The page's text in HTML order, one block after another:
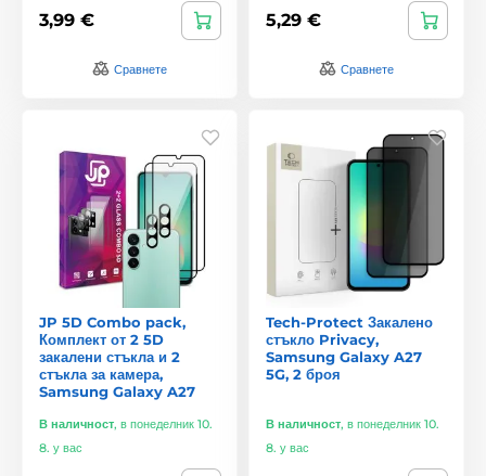
3,99 €
Сравнете
5,29 €
Сравнете
JP 5D Combo pack,
Комплект от 2 5D
закалени стъкла и 2
стъкла за камера,
Samsung Galaxy A27
В наличност, в понеделник 10.
8. у вас
Tech-Protect Закалено
стъкло Privacy,
Samsung Galaxy A27
5G, 2 броя
В наличност, в понеделник 10.
8. у вас